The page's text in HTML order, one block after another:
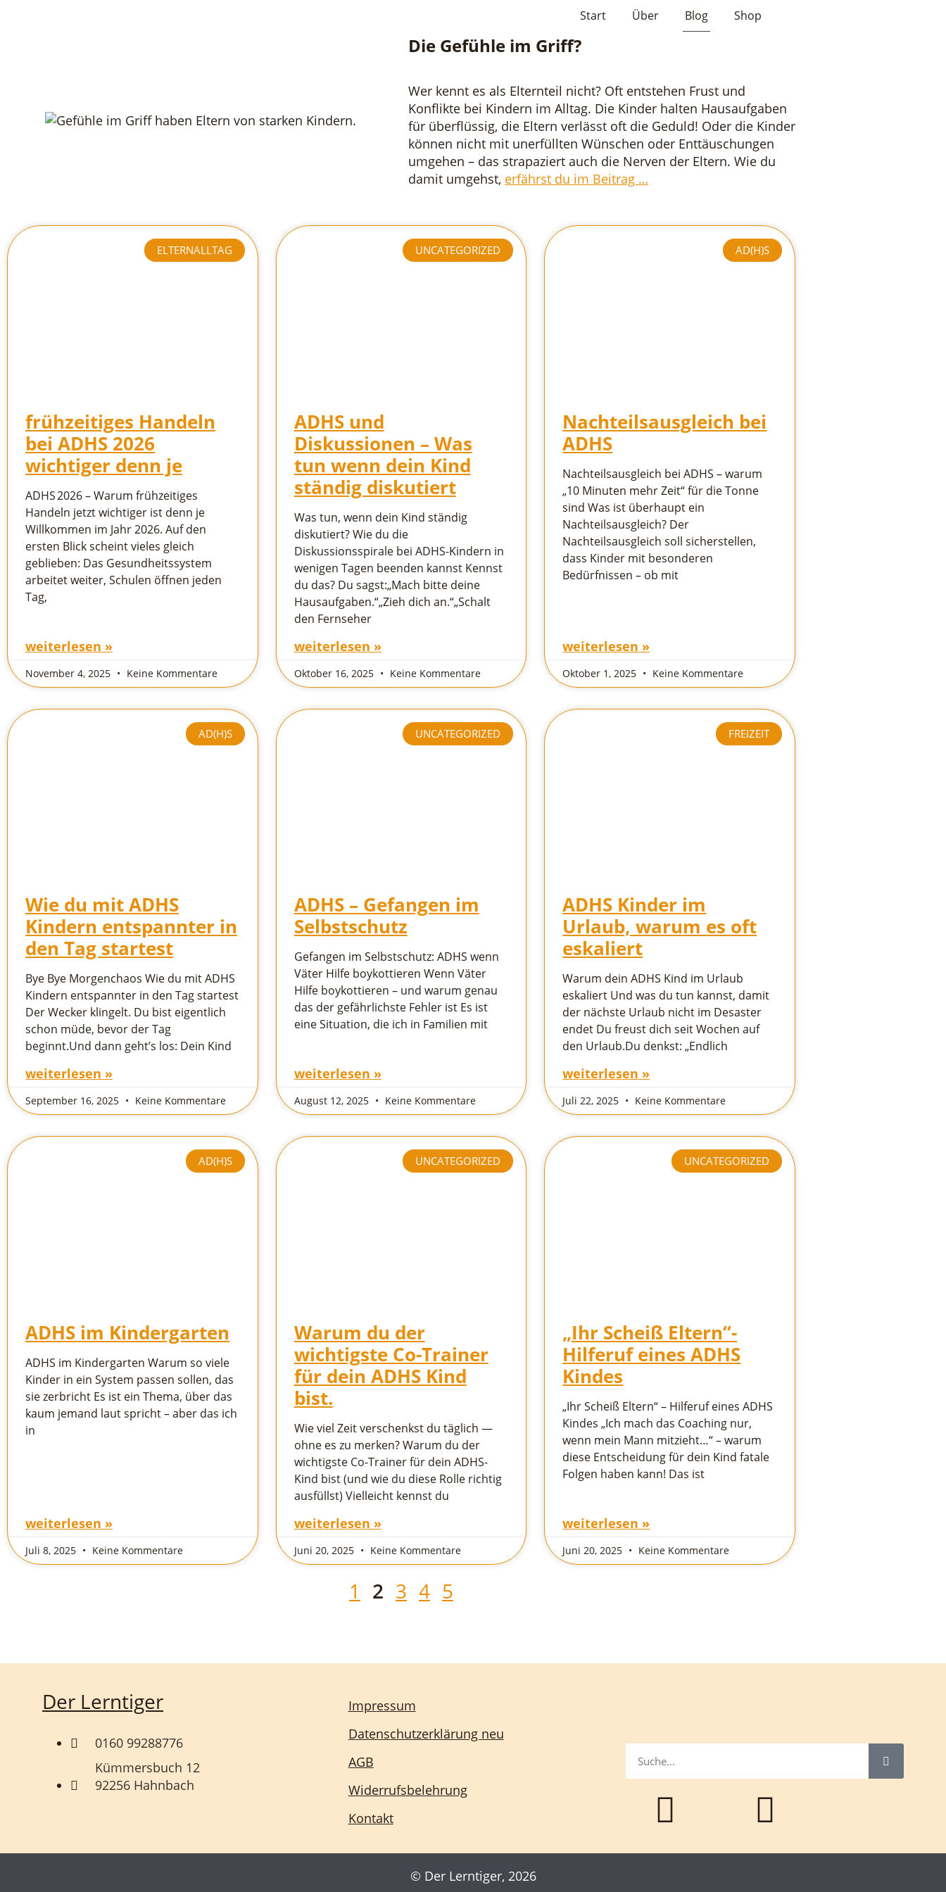
Start Über Blog Shop
Die Gefühle im Griff?
Wer kennt es als Elternteil nicht? Oft entstehen Frust und
Konflikte bei Kindern im Alltag. Die Kinder halten Hausaufgaben
für überflüssig, die Eltern verlässt oft die Geduld! Oder die Kinder
können nicht mit unerfüllten Wünschen oder Enttäuschungen
umgehen – das strapaziert auch die Nerven der Eltern. Wie du
damit umgehst, erfährst du im Beitrag …
ELTERNALLTAG
frühzeitiges Handeln
bei ADHS 2026
wichtiger denn je
ADHS 2026 – Warum frühzeitiges
Handeln jetzt wichtiger ist denn je
Willkommen im Jahr 2026. Auf den
ersten Blick scheint vieles gleich
geblieben: Das Gesundheitssystem
arbeitet weiter, Schulen öffnen jeden
Tag,
weiterlesen »
November 4, 2025 Keine Kommentare
UNCATEGORIZED
ADHS und
Diskussionen – Was
tun wenn dein Kind
ständig diskutiert
Was tun, wenn dein Kind ständig
diskutiert? Wie du die
Diskussionsspirale bei ADHS-Kindern in
wenigen Tagen beenden kannst Kennst
du das? Du sagst:„Mach bitte deine
Hausaufgaben.“„Zieh dich an.“„Schalt
den Fernseher
weiterlesen »
Oktober 16, 2025 Keine Kommentare
AD(H)S
Nachteilsausgleich bei
ADHS
Nachteilsausgleich bei ADHS – warum
„10 Minuten mehr Zeit“ für die Tonne
sind Was ist überhaupt ein
Nachteilsausgleich? Der
Nachteilsausgleich soll sicherstellen,
dass Kinder mit besonderen
Bedürfnissen – ob mit
weiterlesen »
Oktober 1, 2025 Keine Kommentare
AD(H)S
Wie du mit ADHS
Kindern entspannter in
den Tag startest
Bye Bye Morgenchaos Wie du mit ADHS
Kindern entspannter in den Tag startest
Der Wecker klingelt. Du bist eigentlich
schon müde, bevor der Tag
beginnt.Und dann geht’s los: Dein Kind
weiterlesen »
September 16, 2025 Keine Kommentare
UNCATEGORIZED
ADHS – Gefangen im
Selbstschutz
Gefangen im Selbstschutz: ADHS wenn
Väter Hilfe boykottieren Wenn Väter
Hilfe boykottieren – und warum genau
das der gefährlichste Fehler ist Es ist
eine Situation, die ich in Familien mit
weiterlesen »
August 12, 2025 Keine Kommentare
FREIZEIT
ADHS Kinder im
Urlaub, warum es oft
eskaliert
Warum dein ADHS Kind im Urlaub
eskaliert Und was du tun kannst, damit
der nächste Urlaub nicht im Desaster
endet Du freust dich seit Wochen auf
den Urlaub.Du denkst: „Endlich
weiterlesen »
Juli 22, 2025 Keine Kommentare
AD(H)S
ADHS im Kindergarten
ADHS im Kindergarten Warum so viele
Kinder in ein System passen sollen, das
sie zerbricht Es ist ein Thema, über das
kaum jemand laut spricht – aber das ich
in
weiterlesen »
Juli 8, 2025 Keine Kommentare
UNCATEGORIZED
Warum du der
wichtigste Co-Trainer
für dein ADHS Kind
bist.
Wie viel Zeit verschenkst du täglich —
ohne es zu merken? Warum du der
wichtigste Co-Trainer für dein ADHS-
Kind bist (und wie du diese Rolle richtig
ausfüllst) Vielleicht kennst du
weiterlesen »
Juni 20, 2025 Keine Kommentare
UNCATEGORIZED
„Ihr Scheiß Eltern“-
Hilferuf eines ADHS
Kindes
„Ihr Scheiß Eltern“ – Hilferuf eines ADHS
Kindes „Ich mach das Coaching nur,
wenn mein Mann mitzieht…“ – warum
diese Entscheidung für dein Kind fatale
Folgen haben kann! Das ist
weiterlesen »
Juni 20, 2025 Keine Kommentare
1 2 3 4 5
Der Lerntiger
0160 99288776
Kümmersbuch 12
92256 Hahnbach
Impressum
Datenschutzerklärung neu
AGB
Widerrufsbelehrung
Kontakt
© Der Lerntiger, 2026